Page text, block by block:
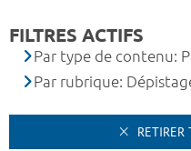
FILTRES ACTIFS
Par type de contenu:
Par rubrique:
RETIRER